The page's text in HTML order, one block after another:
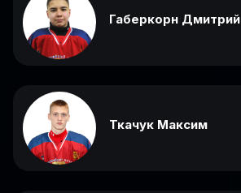
Габеркорн Дмитрий
Ткачук Максим